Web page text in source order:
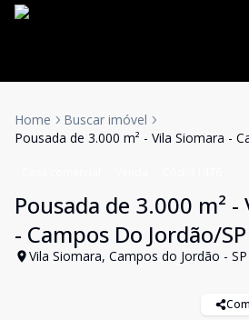
Home
Buscar imóvel
Pousada de 3.000 m² - Vila Siomara -
Pousada de 3.000 m² -
- Campos Do Jordão/SP
Vila Siomara, Campos do Jordão - SP